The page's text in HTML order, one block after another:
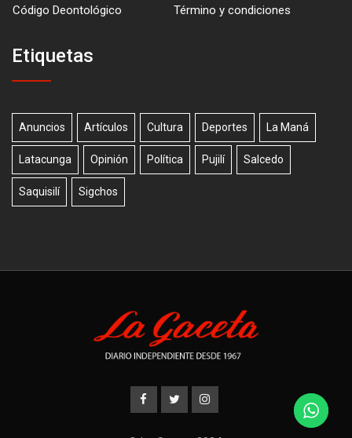
Código Deontológico
Término y condiciones
Etiquetas
Anuncios Artículos Cultura Deportes La Maná
Latacunga Opinión Política Pujilí Salcedo
Saquisilí Sigchos